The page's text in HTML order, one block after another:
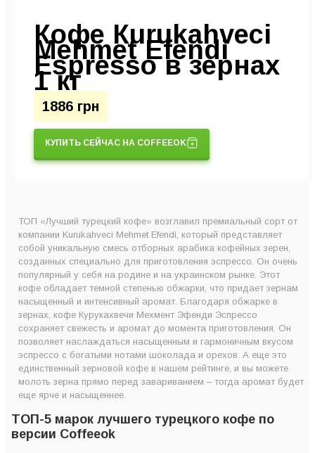
Кофе Кurukahveci
Mehmet Efendi
Espresso в зернах
1 кг
1886 грн
КУПИТЬ СЕЙЧАС НА COFFEEOK
ТОП «Лучший турецкий кофе» возглавил премиальный сорт от
компании Kurukahveci Mehmet Efendi, который представляет
собой уникальную смесь отборных арабика кофейных зерен,
созданных специально для приготовления эспрессо. Он очень
популярный у себя на родине и на украинском рынке. Этот
кофе обладает темной степенью обжарки, что придает зернам
насыщенный и интенсивный аромат. Благодаря обжарке в
зернах, кофе Курукахвечи Мехмент Эфенди Эспрессо
сохраняет свежесть и аромат до момента приготовления. Он
позволяет наслаждаться насыщенным и гармоничным вкусом
эспрессо с богатыми нотами шоколада и орехов. А еще это
единственный зерновой кофе в нашем рейтинге, и вы можете
молоть зерна прямо перед завариванием – тогда аромат будет
еще ярче и насыщеннее.
ТОП-5 марок лучшего турецкого кофе по
версии Coffeeok